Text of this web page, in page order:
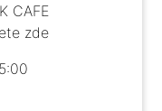
CAFE
zde